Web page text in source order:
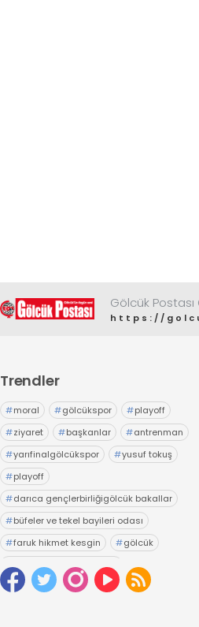
Gölcük
https://
Trendler
#moral #gölcükspor #playoff
#ziyaret #başkanlar #antrenman
#yarıfinalgölcükspor #yusuf tokuş
#playoff
#darıca gençlerbirliğigölcük bakallar
#büfeler ve tekel bayileri odası
#faruk hikmet kesgin #gölcük
#gölcük belediyesiesnaf
# tuncay yıldız # seçim